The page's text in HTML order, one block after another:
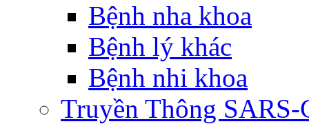
Bệnh nha khoa
Bệnh lý khác
Bệnh nhi khoa
Truyền Thông SARS-